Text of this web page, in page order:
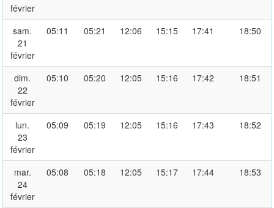
février
sam.
21
février
05:11 05:21 12:06 15:15 17:41 18:50
dim.
22
février
05:10 05:20 12:05 15:16 17:42 18:51
lun.
23
février
05:09 05:19 12:05 15:16 17:43 18:52
mar.
24
février
05:08 05:18 12:05 15:17 17:44 18:53